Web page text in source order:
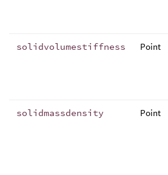
solidvolumestiffness Point
solidmassdensity Point